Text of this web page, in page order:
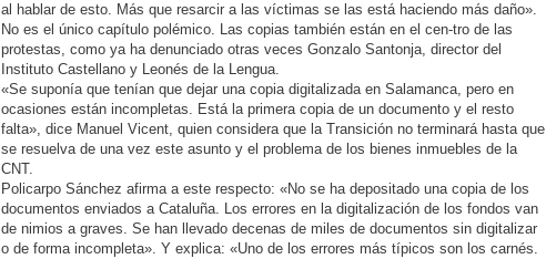
al hablar de esto. Más que resarcir a las víctimas se las está haciendo más daño».
No es el único capítulo polémico. Las copias también están en el cen-tro de las
protestas, como ya ha denunciado otras veces Gonzalo Santonja, director del
Instituto Castellano y Leonés de la Lengua.
«Se suponía que tenían que dejar una copia digitalizada en Salamanca, pero en
ocasiones están incompletas. Está la primera copia de un documento y el resto
falta», dice Manuel Vicent, quien considera que la Transición no terminará hasta que
se resuelva de una vez este asunto y el problema de los bienes inmuebles de la
CNT.
Policarpo Sánchez afirma a este respecto: «No se ha depositado una copia de los
documentos enviados a Cataluña. Los errores en la digitalización de los fondos van
de nimios a graves. Se han llevado decenas de miles de documentos sin digitalizar
o de forma incompleta». Y explica: «Uno de los errores más típicos son los carnés.